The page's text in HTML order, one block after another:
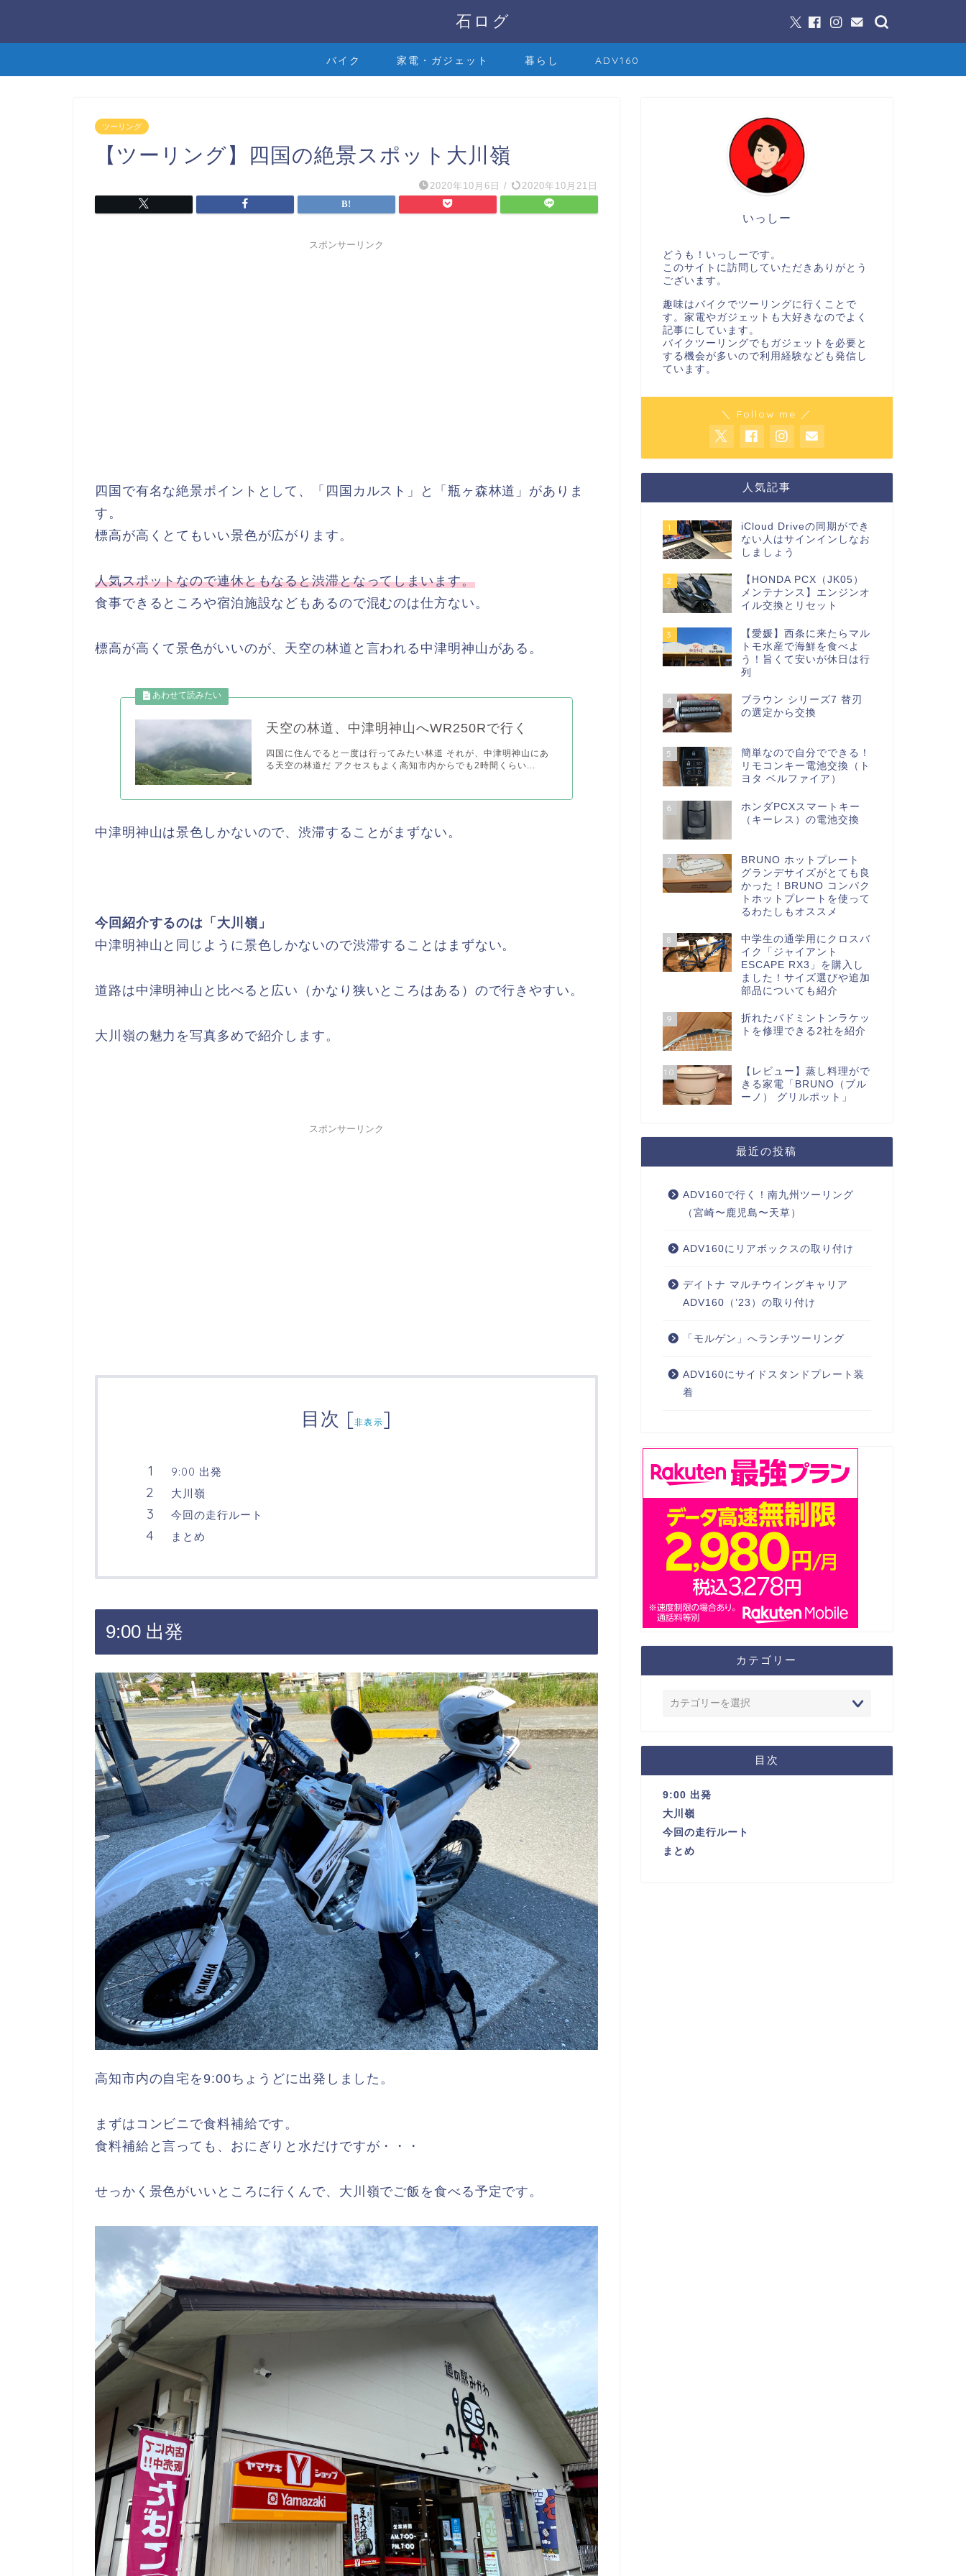
石ログ
バイク 家電・ガジェット 暮らし ADV160
ツーリング
【ツーリング】四国の絶景スポット大川嶺
2020年10月6日 / 2020年10月21日
スポンサーリンク
四国で有名な絶景ポイントとして、「四国カルスト」と「瓶ヶ森林道」がありま
す。
標高が高くとてもいい景色が広がります。
人気スポットなので連休ともなると渋滞となってしまいます。
食事できるところや宿泊施設などもあるので混むのは仕方ない。
標高が高くて景色がいいのが、天空の林道と言われる中津明神山がある。
天空の林道、中津明神山へWR250Rで行く
四国に住んでると一度は行ってみたい林道 それが、中津明神山にあ
る天空の林道だ アクセスもよく高知市内からでも2時間くらい...
中津明神山は景色しかないので、渋滞することがまずない。
今回紹介するのは「大川嶺」
中津明神山と同じように景色しかないので渋滞することはまずない。
道路は中津明神山と比べると広い（かなり狭いところはある）ので行きやすい。
大川嶺の魅力を写真多めで紹介します。
スポンサーリンク
目次 [非表示]
9:00 出発
大川嶺
今回の走行ルート
まとめ
9:00 出発
高知市内の自宅を9:00ちょうどに出発しました。
まずはコンビニで食料補給です。
食料補給と言っても、おにぎりと水だけですが・・・
せっかく景色がいいところに行くんで、大川嶺でご飯を食べる予定です。
いっしー
どうも！いっしーです。
このサイトに訪問していただきありがとう
ございます。
趣味はバイクでツーリングに行くことで
す。家電やガジェットも大好きなのでよく
記事にしています。
バイクツーリングでもガジェットを必要と
する機会が多いので利用経験なども発信し
ています。
＼ Follow me ／
人気記事
1
iCloud Driveの同期ができ
ない人はサインインしなお
しましょう
2
【HONDA PCX（JK05）
メンテナンス】エンジンオ
イル交換とリセット
3
【愛媛】西条に来たらマル
トモ水産で海鮮を食べよ
う！旨くて安いが休日は行
列
4
ブラウン シリーズ7 替刃
の選定から交換
5
簡単なので自分でできる！
リモコンキー電池交換（ト
ヨタ ベルファイア）
6
ホンダPCXスマートキー
（キーレス）の電池交換
7
BRUNO ホットプレート
グランデサイズがとても良
かった！BRUNO コンパク
トホットプレートを使って
るわたしもオススメ
8
中学生の通学用にクロスバ
イク「ジャイアント
ESCAPE RX3」を購入し
ました！サイズ選びや追加
部品についても紹介
9
折れたバドミントンラケッ
トを修理できる2社を紹介
10
【レビュー】蒸し料理がで
きる家電「BRUNO（ブル
ーノ） グリルポット」
最近の投稿
ADV160で行く！南九州ツーリング
（宮崎〜鹿児島〜天草）
ADV160にリアボックスの取り付け
デイトナ マルチウイングキャリア
ADV160（’23）の取り付け
「モルゲン」へランチツーリング
ADV160にサイドスタンドプレート装
着
カテゴリー
目次
9:00 出発
大川嶺
今回の走行ルート
まとめ